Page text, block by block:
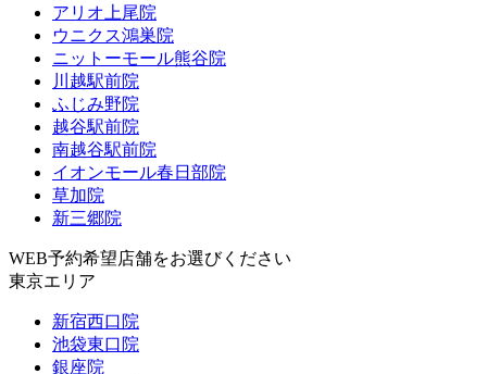
アリオ上尾院
ウニクス鴻巣院
ニットーモール熊谷院
川越駅前院
ふじみ野院
越谷駅前院
南越谷駅前院
イオンモール春日部院
草加院
新三郷院
WEB予約希望店舗をお選びください
東京エリア
新宿西口院
池袋東口院
銀座院